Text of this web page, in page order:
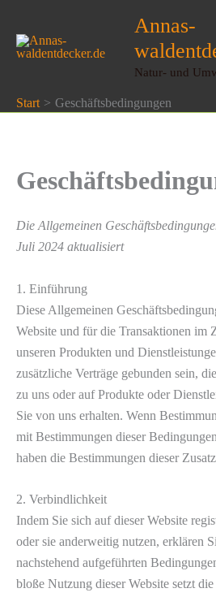
springen
Annas-
Natur- und
Start Geschäftsbedingungen
Die Allgemeinen
Juli 2024 aktualisiert
1. Einführung
Diese Allgemeinen
Website und für die Transaktionen im
unseren Produkten und
zusätzliche Verträge gebunden sein,
zu uns oder auf Produkte oder
Sie von uns erhalten. Wenn
mit Bestimmungen dieser
haben die Bestimmungen dieser
2. Verbindlichkeit
Indem Sie sich auf dieser Website
oder sie anderweitig nutzen, erklären
nachstehend aufgeführten
bloße Nutzung dieser Website setzt